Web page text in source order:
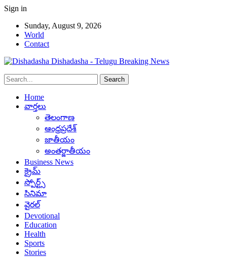
Sign in
Sunday, August 9, 2026
World
Contact
Dishadasha - Telugu Breaking News
Home
వార్తలు
తెలంగాణ
ఆంధ్రప్రదేశ్
జాతీయం
అంతర్జాతీయం
Business News
క్రైమ్
స్పోర్ట్స్
సినిమా
వైరల్
Devotional
Education
Health
Sports
Stories